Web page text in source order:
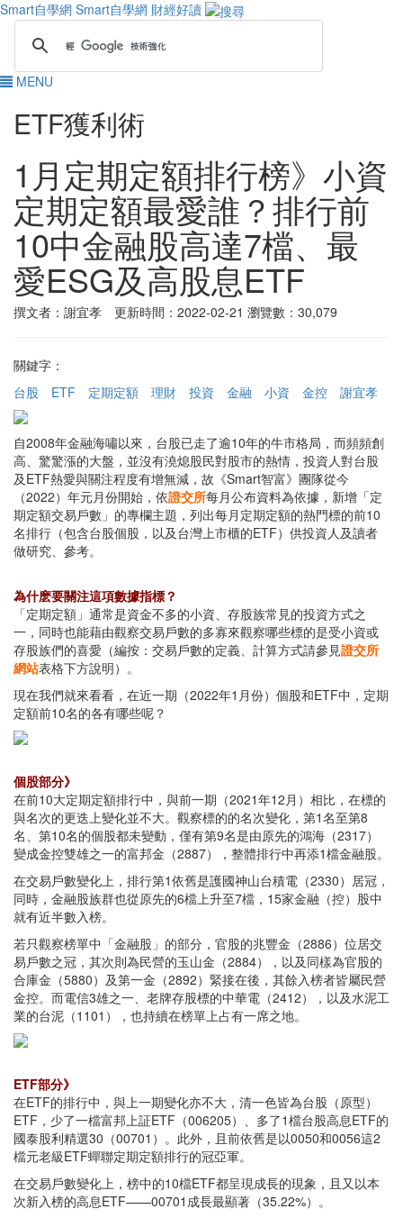
Smart自學網 Smart自學網 財經好讀
MENU
ETF獲利術
1月定期定額排行榜》小資
定期定額最愛誰？排行前
10中金融股高達7檔、最
愛ESG及高股息ETF
撰文者：謝宜孝 更新時間：2022-02-21 瀏覽數：30,079
關鍵字：
台股
ETF 定期定額 理財 投資 金融 小資 金控 謝宜孝
自2008年金融海嘯以來，台股已走了逾10年的牛市格局，而頻頻創
高、驚驚漲的大盤，並沒有澆熄股民對股市的熱情，投資人對台股
及ETF熱愛與關注程度有增無減，故《Smart智富》團隊從今
（2022）年元月份開始，依證交所每月公布資料為依據，新增「定
期定額交易戶數」的專欄主題，列出每月定期定額的熱門標的前10
名排行（包含台股個股，以及台灣上市櫃的ETF）供投資人及讀者
做研究、參考。
為什麽要關注這項數據指標？
「定期定額」通常是資金不多的小資、存股族常見的投資方式之
一，同時也能藉由觀察交易戶數的多寡來觀察哪些標的是受小資或
存股族們的喜愛（編按：交易戶數的定義、計算方式請參見證交所
網站表格下方說明）。
現在我們就來看看，在近一期（2022年1月份）個股和ETF中，定期
定額前10名的各有哪些呢？
個股部分》
在前10大定期定額排行中，與前一期（2021年12月）相比，在標的
與名次的更迭上變化並不大。觀察標的的名次變化，第1名至第8
名、第10名的個股都未變動，僅有第9名是由原先的鴻海（2317）
變成金控雙雄之一的富邦金（2887），整體排行中再添1檔金融股。
在交易戶數變化上，排行第1依舊是護國神山台積電（2330）居冠，
同時，金融股族群也從原先的6檔上升至7檔，15家金融（控）股中
就有近半數入榜。
若只觀察榜單中「金融股」的部分，官股的兆豐金（2886）位居交
易戶數之冠，其次則為民營的玉山金（2884），以及同樣為官股的
合庫金（5880）及第一金（2892）緊接在後，其餘入榜者皆屬民營
金控。而電信3雄之一、老牌存股標的中華電（2412），以及水泥工
業的台泥（1101），也持續在榜單上占有一席之地。
ETF部分》
在ETF的排行中，與上一期變化亦不大，清一色皆為台股（原型）
ETF，少了一檔富邦上証ETF（006205）、多了1檔台股高息ETF的
國泰股利精選30（00701）。此外，且前依舊是以0050和0056這2
檔元老級ETF蟬聯定期定額排行的冠亞軍。
在交易戶數變化上，榜中的10檔ETF都呈現成長的現象，且又以本
次新入榜的高息ETF——00701成長最顯著（35.22%）。